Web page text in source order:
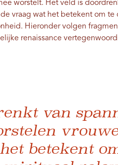
worstelt. Het veld is
vraag wat het betekent om
Hieronder volgen
renaissance
van
betekent